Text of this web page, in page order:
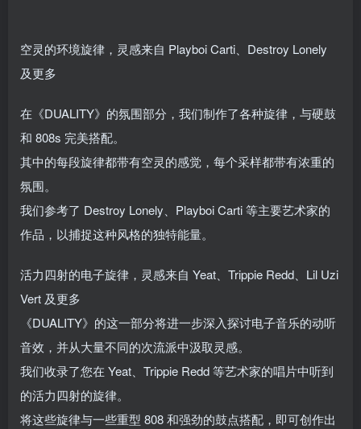
空灵的环境旋律，灵感来自 Playboi Carti、Destroy Lonely
及更多
在《DUALITY》的氛围部分，我们制作了各种旋律，与硬鼓
和 808s 完美搭配。
其中的每段旋律都带有空灵的感觉，每个采样都带有浓重的
氛围。
我们参考了 Destroy Lonely、Playboi Carti 等主要艺术家的
作品，以捕捉这种风格的独特能量。
活力四射的电子旋律，灵感来自 Yeat、Trippie Redd、Lil Uzi
Vert 及更多
《DUALITY》的这一部分将进一步深入探讨电子音乐的动听
音效，并从大量不同的次流派中汲取灵感。
我们收录了您在 Yeat、Trippie Redd 等艺术家的唱片中听到
的活力四射的旋律。
将这些旋律与一些重型 808 和强劲的鼓点搭配，即可创作出